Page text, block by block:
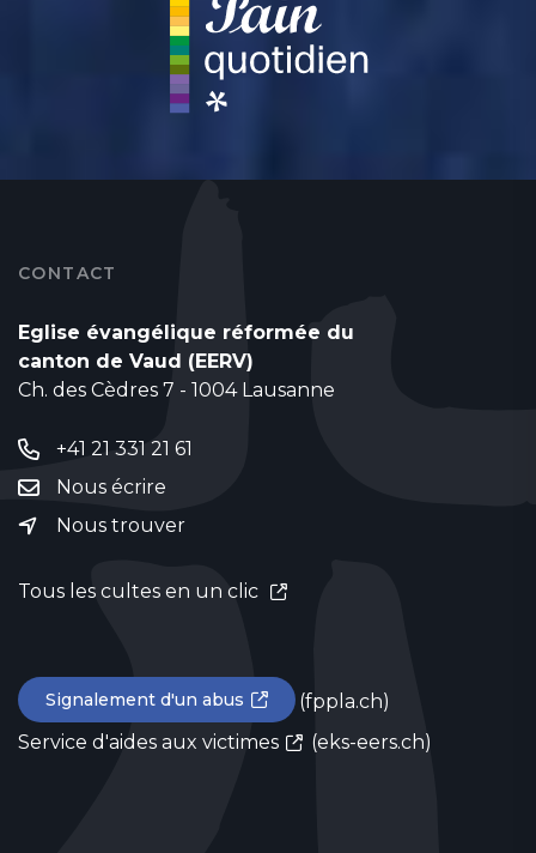
CONTACT
Eglise évangélique réformée du
canton de Vaud (EERV)
Ch. des Cèdres 7 - 1004 Lausanne
+41 21 331 21 61
Nous écrire
Nous trouver
Tous les cultes en un clic
Signalement d'un abus
(fppla.ch)
Service d'aides aux victimes
(eks-eers.ch)